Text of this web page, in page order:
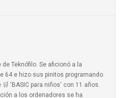
Teknófilo. Se aficionó a la
64 e hizo sus pinitos programando
🛒 'BASIC para niños' con 11 años.
a los ordenadores se ha